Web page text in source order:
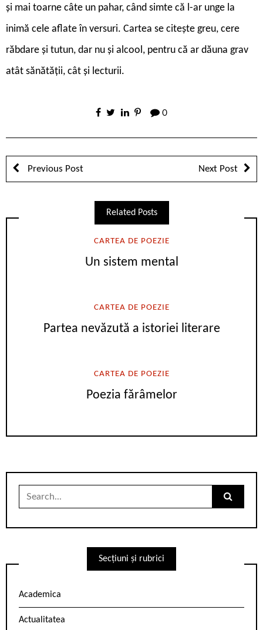
și mai toarne câte un pahar, când simte că l-ar unge la
inimă cele aflate în versuri. Cartea se citește greu, cere
răbdare și tutun, dar nu și alcool, pentru că ar dăuna grav
atât sănătății, cât și lecturii.
0
Previous Post Next Post
Related Posts
CARTEA DE POEZIE
Un sistem mental
CARTEA DE POEZIE
Partea nevăzută a istoriei literare
CARTEA DE POEZIE
Poezia fărâmelor
Search
Secțiuni și rubrici
Academica
Actualitatea